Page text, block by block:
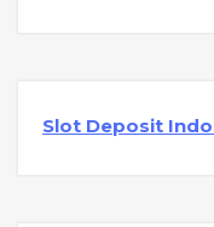
Slot Deposit